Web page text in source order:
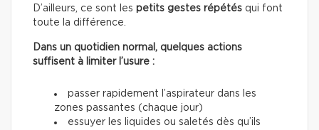
D’ailleurs, ce sont les petits gestes répétés qui font
toute la différence.
Dans un quotidien normal, quelques actions
suffisent à limiter l’usure :
passer rapidement l’aspirateur dans les
zones passantes (chaque jour)
essuyer les liquides ou saletés dès qu’ils